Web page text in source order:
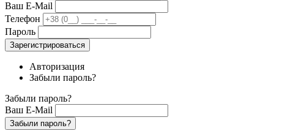
Ваш E-Mail
Телефон
Пароль
Зарегистрироваться
Авторизация
Забыли пароль?
Забыли пароль?
Ваш E-Mail
Забыли пароль?